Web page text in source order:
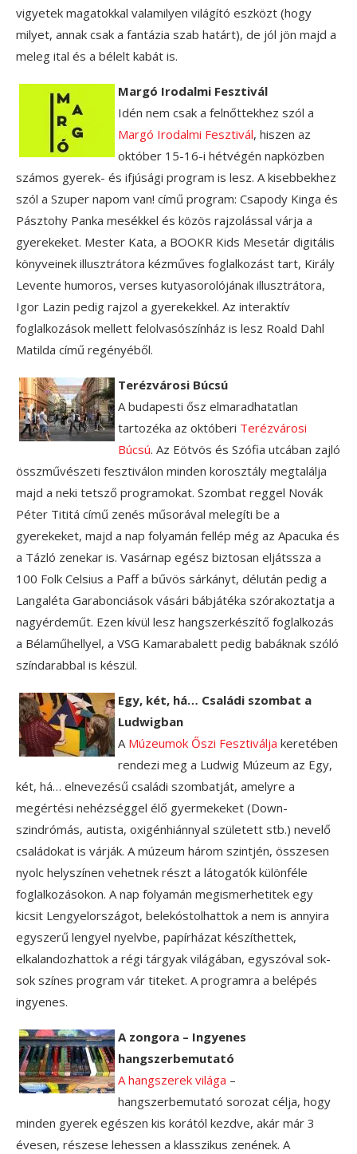
vigyetek magatokkal valamilyen világító eszközt (hogy
milyet, annak csak a fantázia szab határt), de jól jön majd a
meleg ital és a bélelt kabát is.
Margó Irodalmi Fesztivál
Idén nem csak a felnőttekhez szól a
Margó Irodalmi Fesztivál, hiszen az
október 15-16-i hétvégén napközben
számos gyerek- és ifjúsági program is lesz. A kisebbekhez
szól a Szuper napom van! című program: Csapody Kinga és
Pásztohy Panka mesékkel és közös rajzolással várja a
gyerekeket. Mester Kata, a BOOKR Kids Mesetár digitális
könyveinek illusztrátora kézműves foglalkozást tart, Király
Levente humoros, verses kutyasorolójának illusztrátora,
Igor Lazin pedig rajzol a gyerekekkel. Az interaktív
foglalkozások mellett felolvasószínház is lesz Roald Dahl
Matilda című regényéből.
Terézvárosi Búcsú
A budapesti ősz elmaradhatatlan
tartozéka az októberi Terézvárosi
Búcsú. Az Eötvös és Szófia utcában zajló
összművészeti fesztiválon minden korosztály megtalálja
majd a neki tetsző programokat. Szombat reggel Novák
Péter Tititá című zenés műsorával melegíti be a
gyerekeket, majd a nap folyamán fellép még az Apacuka és
a Tázló zenekar is. Vasárnap egész biztosan eljátssza a
100 Folk Celsius a Paff a bűvös sárkányt, délután pedig a
Langaléta Garabonciások vásári bábjátéka szórakoztatja a
nagyérdeműt. Ezen kívül lesz hangszerkészítő foglalkozás
a Bélaműhellyel, a VSG Kamarabalett pedig babáknak szóló
színdarabbal is készül.
Egy, két, há… Családi szombat a
Ludwigban
A Múzeumok Őszi Fesztiválja keretében
rendezi meg a Ludwig Múzeum az Egy,
két, há… elnevezésű családi szombatját, amelyre a
megértési nehézséggel élő gyermekeket (Down-
szindrómás, autista, oxigénhiánnyal született stb.) nevelő
családokat is várják. A múzeum három szintjén, összesen
nyolc helyszínen vehetnek részt a látogatók különféle
foglalkozásokon. A nap folyamán megismerhetitek egy
kicsit Lengyelországot, belekóstolhattok a nem is annyira
egyszerű lengyel nyelvbe, papírházat készíthettek,
elkalandozhattok a régi tárgyak világában, egyszóval sok-
sok színes program vár titeket. A programra a belépés
ingyenes.
A zongora – Ingyenes
hangszerbemutató
A hangszerek világa –
hangszerbemutató sorozat célja, hogy
minden gyerek egészen kis korától kezdve, akár már 3
évesen, részese lehessen a klasszikus zenének. A